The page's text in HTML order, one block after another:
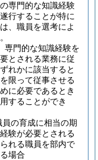
専門的な知識経験
行することが特に
、職員を選考によ
専門的な知識経験を
とされる業務に従
れかに該当すると
限って従事させる
に必要であるとき
することができ
の育成に相当の期
験が必要とされる
れる職員を部内で
場合